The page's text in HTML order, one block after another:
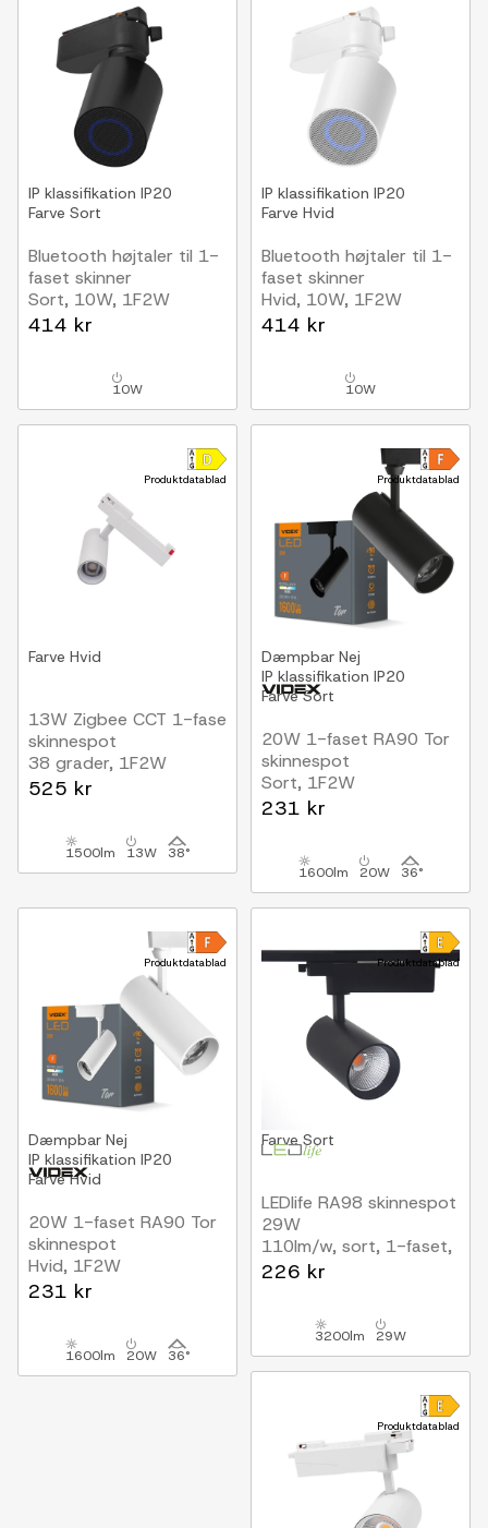
IP klassifikation IP20
Farve Sort
Bluetooth højtaler til 1-
faset skinner
Sort, 10W, 1F2W
414 kr
10W
IP klassifikation IP20
Farve Hvid
Bluetooth højtaler til 1-
faset skinner
Hvid, 10W, 1F2W
414 kr
10W
Produktdatablad
Farve Hvid
13W Zigbee CCT 1-fase
skinnespot
38 grader, 1F2W
525 kr
1500lm 13W 38°
Produktdatablad
Dæmpbar Nej
IP klassifikation IP20
FarveSort
20W 1-faset RA90 Tor
skinnespot
Sort, 1F2W
231 kr
1600lm 20W 36°
Produktdatablad
Dæmpbar Nej
IP klassifikation IP20
FarveHvid
20W 1-faset RA90 Tor
skinnespot
Hvid, 1F2W
231 kr
1600lm 20W 36°
Produktdatablad
FarveSort
LEDlife RA98 skinnespot
29W
110lm/w, sort, 1-faset,
1F2W
226 kr
3200lm 29W
Produktdatablad